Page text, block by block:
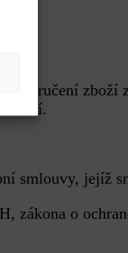
doručení zboží
zboží.
smlouvy, jejíž
o